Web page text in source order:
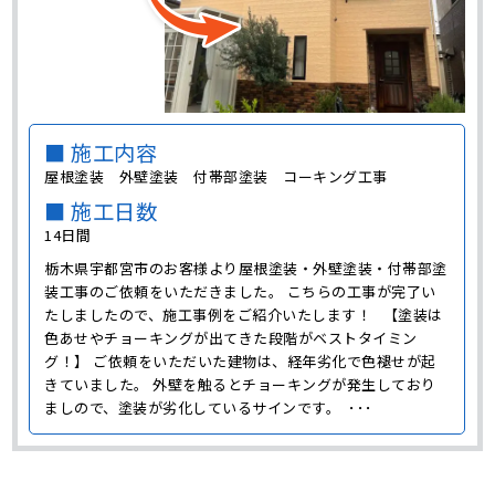
■ 施工内容
屋根塗装 外壁塗装 付帯部塗装 コーキング工事
■ 施工日数
14日間
栃木県宇都宮市のお客様より屋根塗装・外壁塗装・付帯部塗
装工事のご依頼をいただきました。 こちらの工事が完了い
たしましたので、施工事例をご紹介いたします！ 【塗装は
色あせやチョーキングが出てきた段階がベストタイミン
グ！】 ご依頼をいただいた建物は、経年劣化で色褪せが起
きていました。 外壁を触るとチョーキングが発生しており
ましので、塗装が劣化しているサインです。 ･･･